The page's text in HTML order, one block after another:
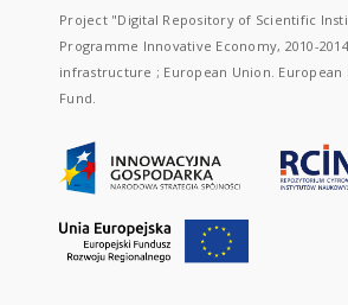
Project "Digital Repository of Scientific
Programme Innovative Economy, 2010-
infrastructure ; European Union. European
Fund.